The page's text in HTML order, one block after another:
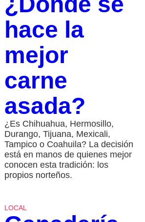
hace la
mejor
carne
asada?
¿Es Chihuahua, Hermosillo,
Durango, Tijuana, Mexicali,
Tampico o Coahuila? La decisión
está en manos de quienes mejor
conocen esta tradición: los
propios norteños.
LOCAL